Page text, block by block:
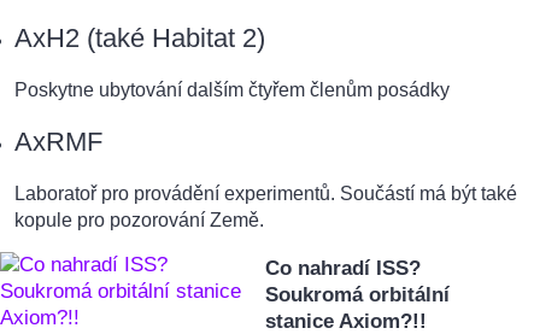
AxH2 (také Habitat 2)
Poskytne ubytování dalším čtyřem členům posádky
AxRMF
Laboratoř pro provádění experimentů. Součástí má být také
kopule pro pozorování Země.
Co nahradí ISS?
Soukromá orbitální
stanice Axiom?!!